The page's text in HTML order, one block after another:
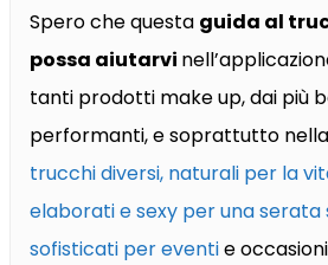
Spero che questa guida al
possa aiutarvi
tanti prodotti make up, dai più
performanti, e soprattutto nella
trucchi diversi, naturali per la
elaborati e sexy per una serata
sofisticati per eventie